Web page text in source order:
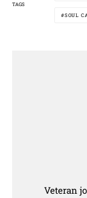
TAGS
SOUL
Veteran